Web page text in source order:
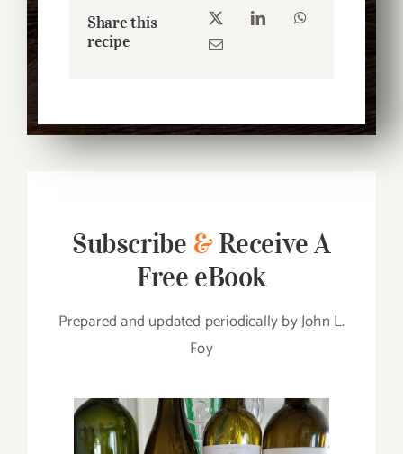
Share this
recipe
Subscribe &Receive A
Free eBook
Prepared and updated periodically by John L.
Foy